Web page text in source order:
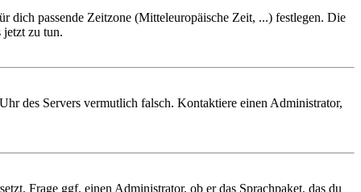
dich passende Zeitzone (Mitteleuropäische Zeit, ...) festlegen. Die
jetzt zu tun.
des Servers vermutlich falsch. Kontaktiere einen Administrator,
Frage ggf. einen Administrator, ob er das Sprachpaket, das du